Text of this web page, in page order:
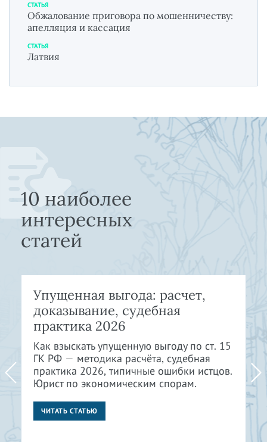
СТАТЬЯ
Обжалование приговора по мошенничеству:
апелляция и кассация
СТАТЬЯ
Латвия
10 наиболее
интересных
статей
Упущенная выгода: расчет,
доказывание, судебная
практика 2026
Как взыскать упущенную выгоду по ст. 15
ГК РФ — методика расчёта, судебная
практика 2026, типичные ошибки истцов.
Юрист по экономическим спорам.
ЧИТАТЬ СТАТЬЮ